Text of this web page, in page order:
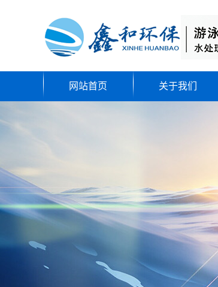
网站首页 关于我们